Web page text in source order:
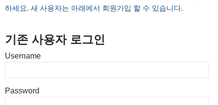
하세요. 새 사용자는 아래에서 회원가입 할 수 있습니다.
기존 사용자 로그인
Username
Password